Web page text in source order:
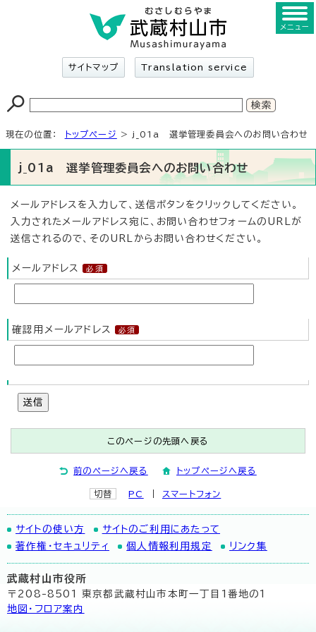
サイトマップ Translation service
メニュー
現在の位置： トップページ > j_01a 選挙管理委員会へのお問い合わせ
j_01a 選挙管理委員会へのお問い合わせ
メールアドレスを入力して、送信ボタンをクリックしてください。
入力されたメールアドレス宛に、お問い合わせフォームのURLが
送信されるので、そのURLからお問い合わせください。
メールアドレス
確認用メールアドレス
送信
このページの先頭へ戻る
前のページへ戻る トップページへ戻る
切替 PC スマートフォン
サイトの使い方
サイトのご利用にあたって
著作権・セキュリティ
個人情報利用規定 リンク集
武蔵村山市役所
〒208-8501 東京都武蔵村山市本町一丁目1番地の1
地図･フロア案内